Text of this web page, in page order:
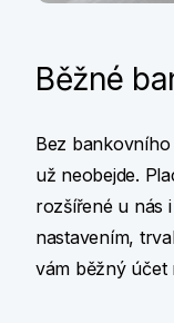
výjimečné
Více
Běžné
Bez
už neobejde.
rozšířené u nás
nastavením,
vám běžný účet